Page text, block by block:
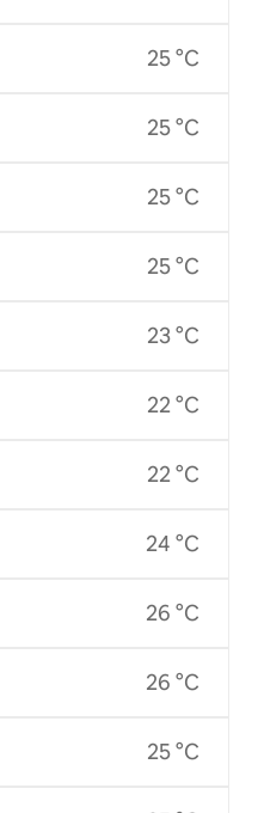
25 °C
25 °C
25 °C
25 °C
23 °C
22 °C
22 °C
24 °C
26 °C
26 °C
25 °C